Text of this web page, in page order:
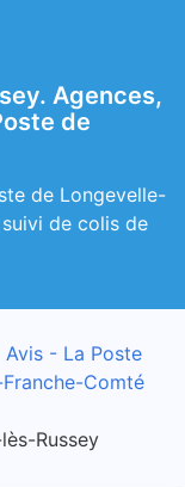
Agences,
de
de Longevelle-
de colis de
Avis - La Poste
Comté
Russey